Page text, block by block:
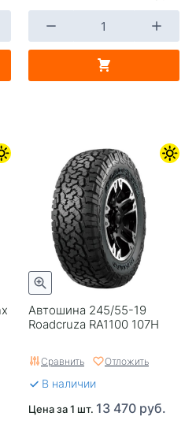
Автошина 245/55-19
Roadcruza RA1100 107H
Сравнить Отложить
В наличии
Цена за 1 шт. 13 470 руб.